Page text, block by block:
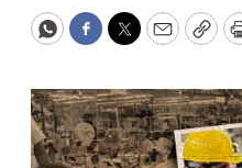
WhatsApp
Facebook
Twitter
Email